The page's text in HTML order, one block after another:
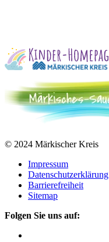
© 2024 Märkischer Kreis
Impressum
Datenschutzerklärung
Barrierefreiheit
Sitemap
Folgen Sie uns auf: